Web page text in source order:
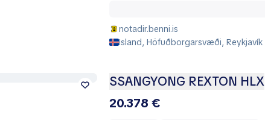
notadir.benni.is
Island, Höfuðborgarsvæði, Reykjavík
SSANGYONG REXTON HLX
20.378 €